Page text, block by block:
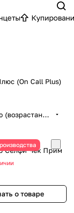
(On Call Plus)
По умолчанию (возрастание)
Селфи Чек Прим
о товаре